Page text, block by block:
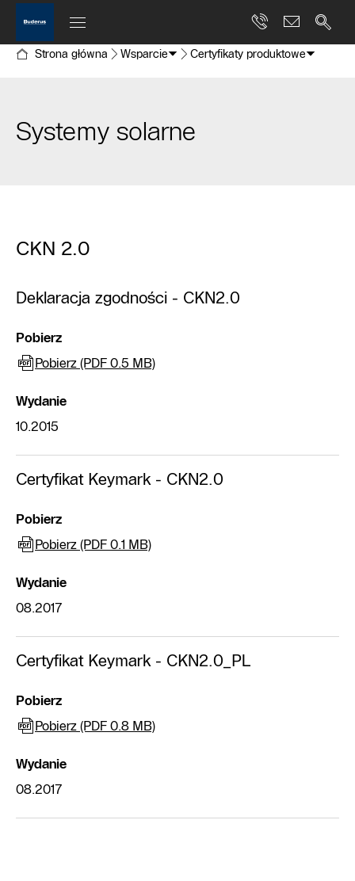
Strona główna Wsparcie Certyfikaty produktowe
Systemy solarne
CKN 2.0
Deklaracja zgodności - CKN2.0
Pobierz
Pobierz (PDF 0.5 MB)
Wydanie
10.2015
Certyfikat Keymark - CKN2.0
Pobierz
Pobierz (PDF 0.1 MB)
Wydanie
08.2017
Certyfikat Keymark - CKN2.0_PL
Pobierz
Pobierz (PDF 0.8 MB)
Wydanie
08.2017